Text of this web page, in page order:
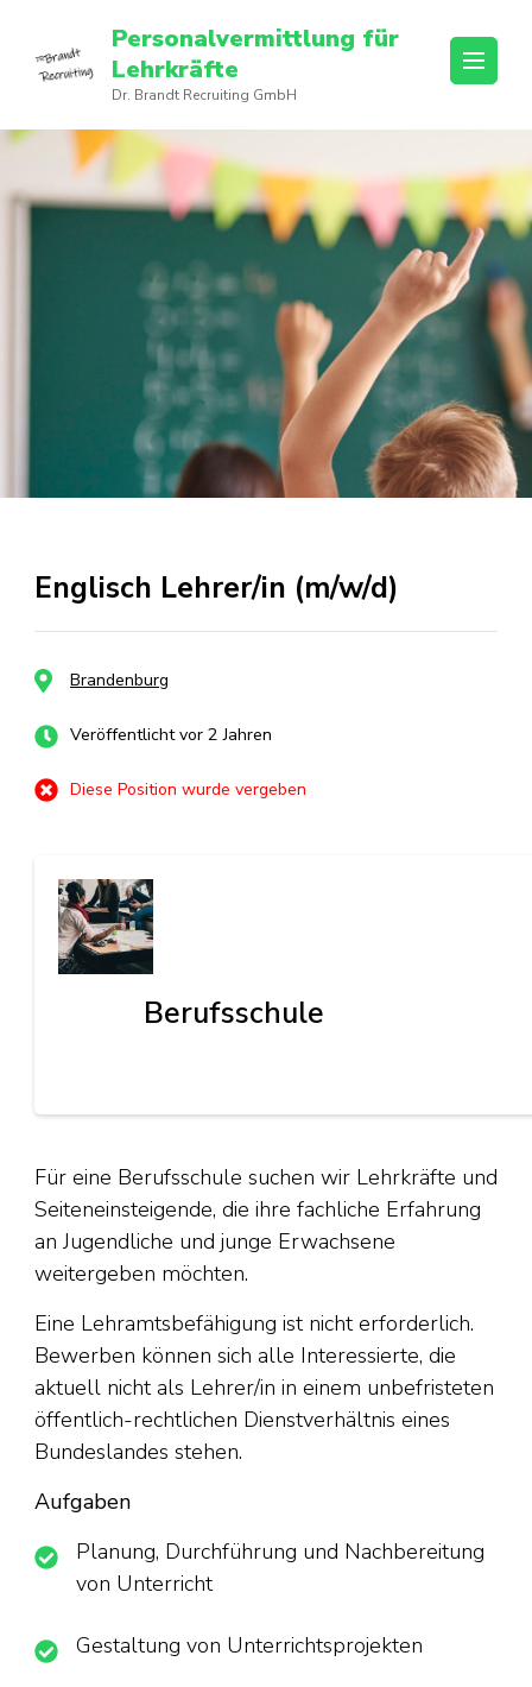
Personalvermittlung für
Lehrkräfte
Dr. Brandt Recruiting GmbH
Englisch Lehrer/in (m/w/d)
Brandenburg
Veröffentlicht vor 2 Jahren
Diese Position wurde vergeben
Berufsschule
Für eine Berufsschule suchen wir Lehrkräfte und
Seiteneinsteigende, die ihre fachliche Erfahrung
an Jugendliche und junge Erwachsene
weitergeben möchten.
Eine Lehramtsbefähigung ist nicht erforderlich.
Bewerben können sich alle Interessierte, die
aktuell nicht als Lehrer/in in einem unbefristeten
öffentlich-rechtlichen Dienstverhältnis eines
Bundeslandes stehen.
Aufgaben
Planung, Durchführung und Nachbereitung
von Unterricht
Gestaltung von Unterrichtsprojekten